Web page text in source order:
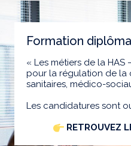
Formation
« Les métiers de la
pour la régulation de la
sanitaires, médico-
Les candidatures sont
RETROUVEZ